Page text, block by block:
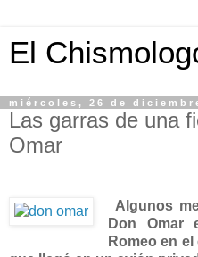
El
miércoles, 26 de
Las garras de una
Omar
Algunos
Don Omar
Romeo en